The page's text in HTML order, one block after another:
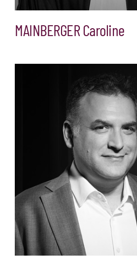
MAINBERGER Caroline